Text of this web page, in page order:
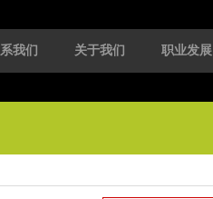
我们 关于我们 职业发展